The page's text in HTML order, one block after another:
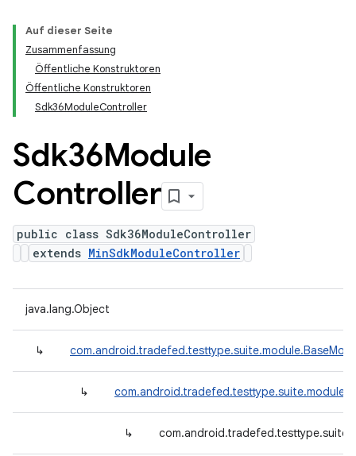
Auf dieser Seite
Zusammenfassung
Öffentliche Konstruktoren
Öffentliche Konstruktoren
Sdk36ModuleController
Sdk36Module
Controller
public class Sdk36ModuleController
extends MinSdkModuleController
java.lang.Object
↳
↳
↳